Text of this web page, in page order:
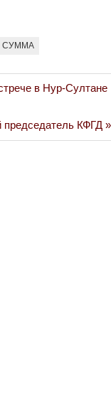
СУММА
в Нур-Султане
председатель КФГД